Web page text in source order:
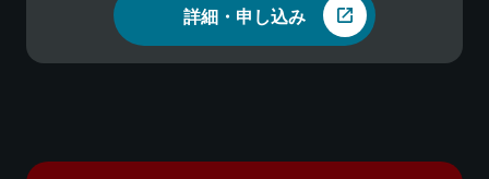
詳細・申し込み